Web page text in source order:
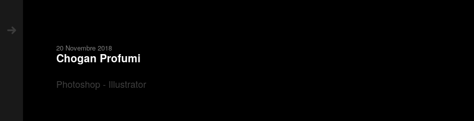
20 Novembre 2018
Chogan Profumi
Photoshop - Illustrator